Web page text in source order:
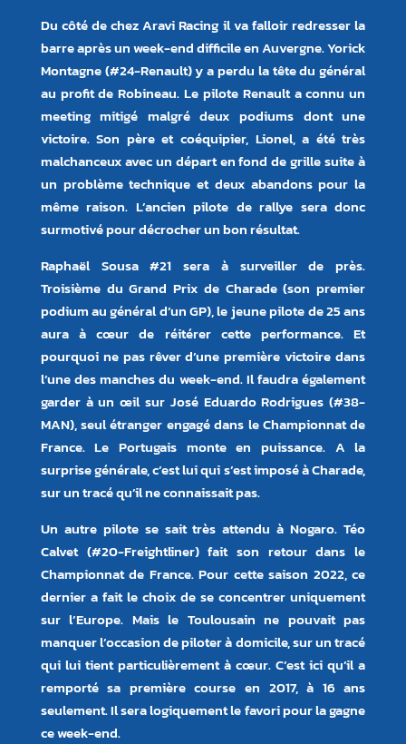
Du côté de chez Aravi Racing il va falloir redresser la
barre après un week-end difficile en Auvergne. Yorick
Montagne (#24-Renault) y a perdu la tête du général
au profit de Robineau. Le pilote Renault a connu un
meeting mitigé malgré deux podiums dont une
victoire. Son père et coéquipier, Lionel, a été très
malchanceux avec un départ en fond de grille suite à
un problème technique et deux abandons pour la
même raison. L’ancien pilote de rallye sera donc
surmotivé pour décrocher un bon résultat.
Raphaël Sousa #21 sera à surveiller de près.
Troisième du Grand Prix de Charade (son premier
podium au général d’un GP), le jeune pilote de 25 ans
aura à cœur de réitérer cette performance. Et
pourquoi ne pas rêver d’une première victoire dans
l’une des manches du week-end. Il faudra également
garder à un œil sur José Eduardo Rodrigues (#38-
MAN), seul étranger engagé dans le Championnat de
France. Le Portugais monte en puissance. A la
surprise générale, c’est lui qui s’est imposé à Charade,
sur un tracé qu’il ne connaissait pas.
Un autre pilote se sait très attendu à Nogaro. Téo
Calvet (#20-Freightliner) fait son retour dans le
Championnat de France. Pour cette saison 2022, ce
dernier a fait le choix de se concentrer uniquement
sur l’Europe. Mais le Toulousain ne pouvait pas
manquer l’occasion de piloter à domicile, sur un tracé
qui lui tient particulièrement à cœur. C’est ici qu’il a
remporté sa première course en 2017, à 16 ans
seulement. Il sera logiquement le favori pour la gagne
ce week-end.